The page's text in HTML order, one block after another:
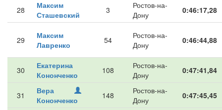
28
Максим
Сташевский
3
Ростов-на-
Дону
0:46:17,28
29
Максим
Лавренко
54
Ростов-на-
Дону
0:46:44,88
30
Екатерина
Кононченко
108
Ростов-на-
Дону
0:47:41,84
31
Вера
Кононченко
148
Ростов-на-
Дону
0:47:45,45